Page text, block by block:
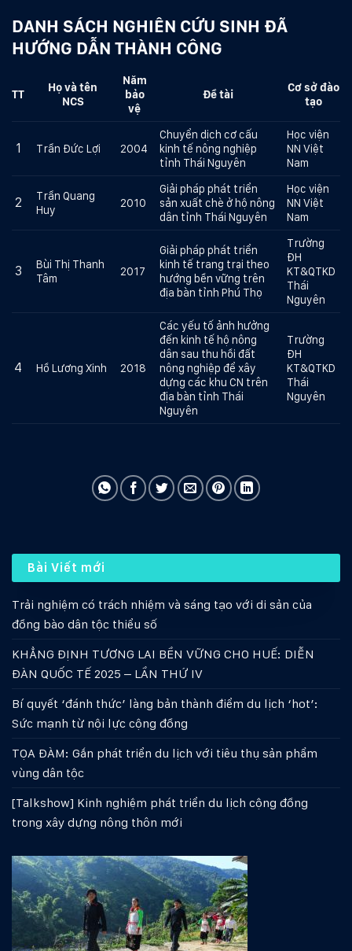
DANH SÁCH NGHIÊN CỨU SINH ĐÃ
HƯỚNG DẪN THÀNH CÔNG
TT
Họ và tên
NCS
Năm
bảo
vệ
Đề tài
Cơ sở đào
tạo
1 Trần Đức Lợi 2004
Chuyển dịch cơ cấu
kinh tế nông nghiệp
tỉnh Thái Nguyên
Học viện
NN Việt
Nam
2
Trần Quang
Huy
2010
Giải pháp phát triển
sản xuất chè ở hộ nông
dân tỉnh Thái Nguyên
Học viện
NN Việt
Nam
3
Bùi Thị Thanh
Tâm
2017
Giải pháp phát triển
kinh tế trang trại theo
hướng bền vững trên
địa bàn tỉnh Phú Thọ
Trường
ĐH
KT&QTKD
Thái
Nguyên
4 Hồ Lương Xinh 2018
Các yếu tố ảnh hưởng
đến kinh tế hộ nông
dân sau thu hồi đất
nông nghiệp để xây
dựng các khu CN trên
địa bàn tỉnh Thái
Nguyên
Trường
ĐH
KT&QTKD
Thái
Nguyên
Bài Viết mới
Trải nghiệm có trách nhiệm và sáng tạo với di sản của
đồng bào dân tộc thiểu số
KHẲNG ĐỊNH TƯƠNG LAI BỀN VỮNG CHO HUẾ: DIỄN
ĐÀN QUỐC TẾ 2025 – LẦN THỨ IV
Bí quyết ‘đánh thức’ làng bản thành điểm du lịch ‘hot’:
Sức mạnh từ nội lực cộng đồng
TỌA ĐÀM: Gắn phát triển du lịch với tiêu thụ sản phẩm
vùng dân tộc
[Talkshow] Kinh nghiệm phát triển du lịch cộng đồng
trong xây dựng nông thôn mới